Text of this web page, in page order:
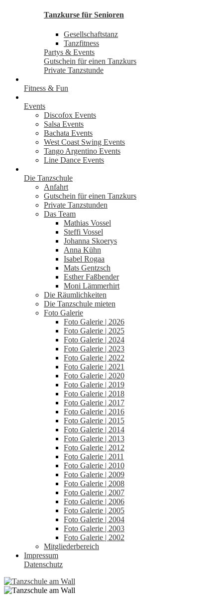
Tanzkurse für Senioren
Gesellschaftstanz
Tanzfitness
Partys & Events
Gutschein für einen Tanzkurs
Private Tanzstunde
Fitness & Fun
Events
Discofox Events
Salsa Events
Bachata Events
West Coast Swing Events
Tango Argentino Events
Line Dance Events
Die Tanzschule
Anfahrt
Gutschein für einen Tanzkurs
Private Tanzstunden
Das Team
Mathias Vossel
Steffi Vossel
Johanna Skoerys
Anna Kühn
Isabel Rogaa
Mats Gentzsch
Esther Faßbender
Moni Lämmerhirt
Die Räumlichkeiten
Die Tanzschule mieten
Foto Galerie
Foto Galerie | 2026
Foto Galerie | 2025
Foto Galerie | 2024
Foto Galerie | 2023
Foto Galerie | 2022
Foto Galerie | 2021
Foto Galerie | 2020
Foto Galerie | 2019
Foto Galerie | 2018
Foto Galerie | 2017
Foto Galerie | 2016
Foto Galerie | 2015
Foto Galerie | 2014
Foto Galerie | 2013
Foto Galerie | 2012
Foto Galerie | 2011
Foto Galerie | 2010
Foto Galerie | 2009
Foto Galerie | 2008
Foto Galerie | 2007
Foto Galerie | 2006
Foto Galerie | 2005
Foto Galerie | 2004
Foto Galerie | 2003
Foto Galerie | 2002
Mitgliederbereich
Impressum
Datenschutz